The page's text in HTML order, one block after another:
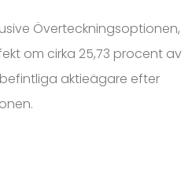
Överteckningsoptionen,
om cirka 25,73 procent av
aktieägare efter